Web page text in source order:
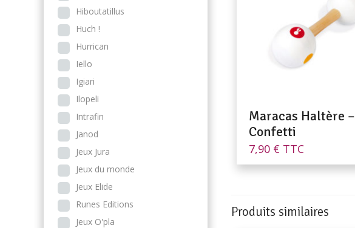
Maracas Haltère –
Confetti
7,90 € TTC
Produits similaires
Hiboutatillus
Huch !
Hurrican
Iello
Igiari
Ilopeli
Intrafin
Janod
Jeux Jura
Jeux du monde
Jeux Elide
Runes Editions
Jeux O'pla